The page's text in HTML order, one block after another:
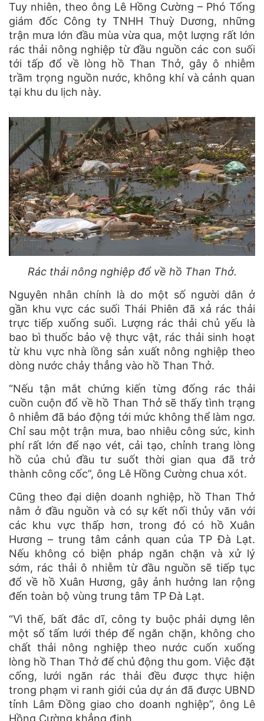
Tuy nhiên, theo ông Lê Hồng Cường – Phó Tổng
giám đốc Công ty TNHH Thuỳ Dương, những
trận mưa lớn đầu mùa vừa qua, một lượng rất lớn
rác thải nông nghiệp từ đầu nguồn các con suối
tới tấp đổ về lòng hồ Than Thở, gây ô nhiễm
trầm trọng nguồn nước, không khí và cảnh quan
tại khu du lịch này.
Rác thải nông nghiệp đổ về hồ Than Thở.
Nguyên nhân chính là do một số người dân ở
gần khu vực các suối Thái Phiên đã xả rác thải
trực tiếp xuống suối. Lượng rác thải chủ yếu là
bao bì thuốc bảo vệ thực vật, rác thải sinh hoạt
từ khu vực nhà lồng sản xuất nông nghiệp theo
dòng nước chảy thẳng vào hồ Than Thở.
“Nếu tận mắt chứng kiến từng đống rác thải
cuồn cuộn đổ về hồ Than Thở sẽ thấy tình trạng
ô nhiễm đã báo động tới mức không thể làm ngơ.
Chỉ sau một trận mưa, bao nhiêu công sức, kinh
phí rất lớn để nạo vét, cải tạo, chỉnh trang lòng
hồ của chủ đầu tư suốt thời gian qua đã trở
thành công cốc”, ông Lê Hồng Cường chua xót.
Cũng theo đại diện doanh nghiệp, hồ Than Thở
nằm ở đầu nguồn và có sự kết nối thủy văn với
các khu vực thấp hơn, trong đó có hồ Xuân
Hương – trung tâm cảnh quan của TP Đà Lạt.
Nếu không có biện pháp ngăn chặn và xử lý
sớm, rác thải ô nhiễm từ đầu nguồn sẽ tiếp tục
đổ về hồ Xuân Hương, gây ảnh hưởng lan rộng
đến toàn bộ vùng trung tâm TP Đà Lạt.
“Vì thế, bất đắc dĩ, công ty buộc phải dựng lên
một số tấm lưới thép để ngăn chặn, không cho
chất thải nông nghiệp theo nước cuốn xuống
lòng hồ Than Thở để chủ động thu gom. Việc đặt
cống, lưới ngăn rác thải đều được thực hiện
trong phạm vi ranh giới của dự án đã được UBND
tỉnh Lâm Đồng giao cho doanh nghiệp”, ông Lê
Hồng Cường khẳng định.